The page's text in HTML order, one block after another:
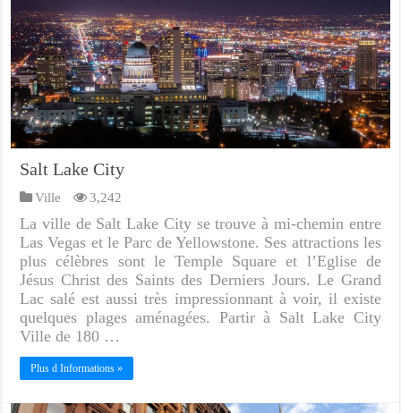
Salt Lake City
Ville 3,242
La ville de Salt Lake City se trouve à mi-chemin entre
Las Vegas et le Parc de Yellowstone. Ses attractions les
plus célèbres sont le Temple Square et l’Eglise de
Jésus Christ des Saints des Derniers Jours. Le Grand
Lac salé est aussi très impressionnant à voir, il existe
quelques plages aménagées. Partir à Salt Lake City
Ville de 180 …
Plus d Informations »